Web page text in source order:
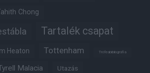
Chong
Tartalék csapat
Heaton Tottenham Trófeabibliográfia
Malacia Utazás